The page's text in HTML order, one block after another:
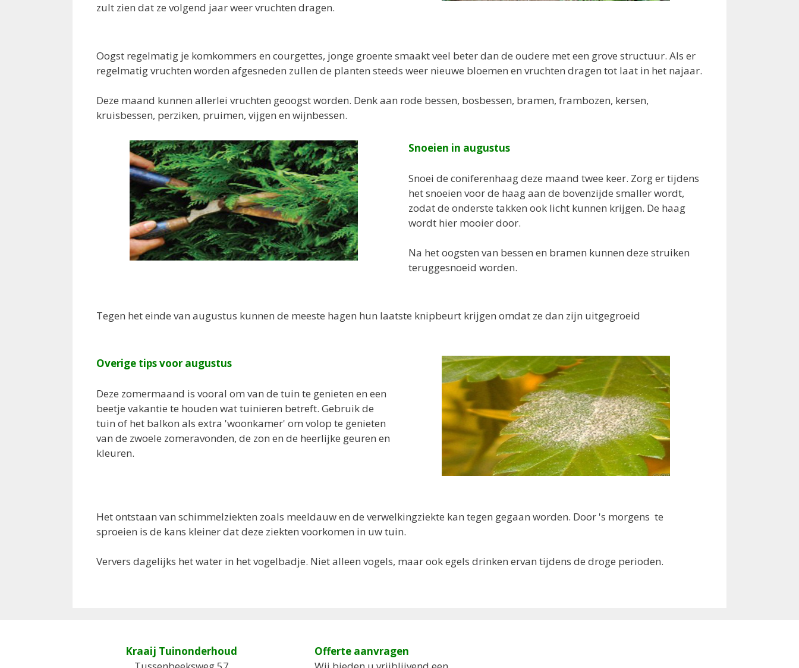
zult zien dat ze volgend jaar weer vruchten dragen.
Oogst regelmatig je komkommers en courgettes, jonge groente smaakt veel beter dan de oudere met een grove structuur. Als er
regelmatig vruchten worden afgesneden zullen de planten steeds weer nieuwe bloemen en vruchten dragen tot laat in het najaar.
Deze maand kunnen allerlei vruchten geoogst worden. Denk aan rode bessen, bosbessen, bramen, frambozen, kersen,
kruisbessen, perziken, pruimen, vijgen en wijnbessen.
Snoeien in augustus
Snoei de coniferenhaag deze maand twee keer. Zorg er tijdens
het snoeien voor de haag aan de bovenzijde smaller wordt,
zodat de onderste takken ook licht kunnen krijgen. De haag
wordt hier mooier door.
Na het oogsten van bessen en bramen kunnen deze struiken
teruggesnoeid worden.
Tegen het einde van augustus kunnen de meeste hagen hun laatste knipbeurt krijgen omdat ze dan zijn uitgegroeid
Overige tips voor augustus
Deze zomermaand is vooral om van de tuin te genieten en een
beetje vakantie te houden wat tuinieren betreft. Gebruik de
tuin of het balkon als extra 'woonkamer' om volop te genieten
van de zwoele zomeravonden, de zon en de heerlijke geuren en
kleuren.
Het ontstaan van schimmelziekten zoals meeldauw en de verwelkingziekte kan tegen gegaan worden. Door 's morgens te
sproeien is de kans kleiner dat deze ziekten voorkomen in uw tuin.
Ververs dagelijks het water in het vogelbadje. Niet alleen vogels, maar ook egels drinken ervan tijdens de droge perioden.
Kraaij Tuinonderhoud
Offerte aanvragen